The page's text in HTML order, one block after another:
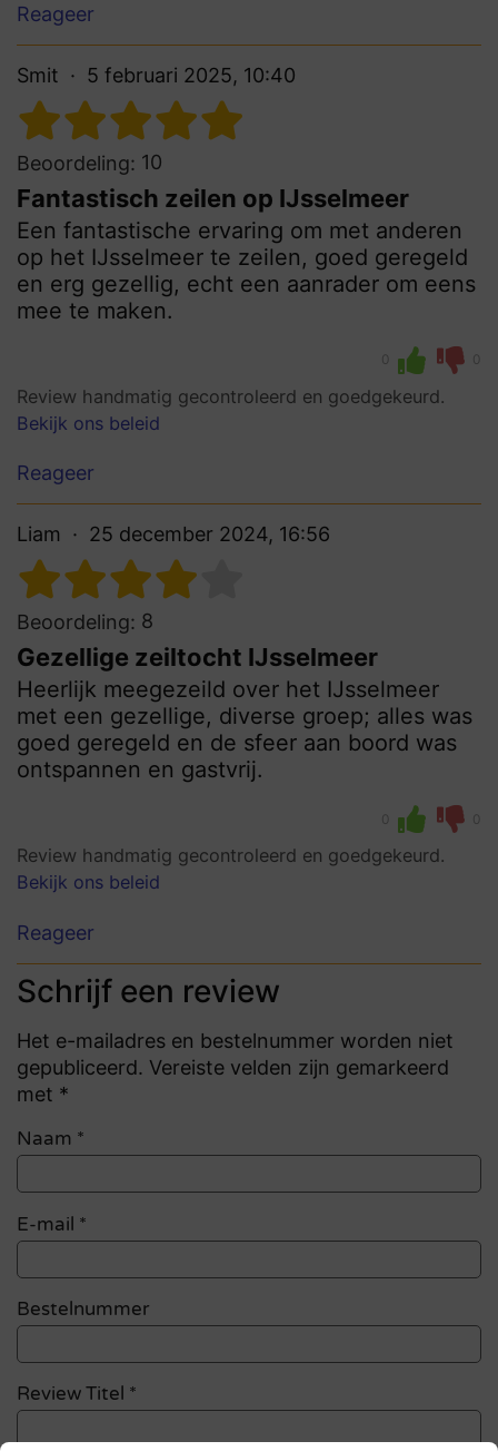
Reageer
Smit 5 februari 2025, 10:40
Beoordeling: 10
Fantastisch zeilen op IJsselmeer
Een fantastische ervaring om met anderen
op het IJsselmeer te zeilen, goed geregeld
en erg gezellig, echt een aanrader om eens
mee te maken.
0 0
Review handmatig gecontroleerd en goedgekeurd.
Bekijk ons beleid
Reageer
Liam 25 december 2024, 16:56
Beoordeling: 8
Gezellige zeiltocht IJsselmeer
Heerlijk meegezeild over het IJsselmeer
met een gezellige, diverse groep; alles was
goed geregeld en de sfeer aan boord was
ontspannen en gastvrij.
0 0
Review handmatig gecontroleerd en goedgekeurd.
Bekijk ons beleid
Reageer
Schrijf een review
Het e-mailadres en bestelnummer worden niet
gepubliceerd. Vereiste velden zijn gemarkeerd
met *
Naam *
E-mail *
Bestelnummer
Review Titel *